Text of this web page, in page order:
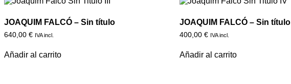
JOAQUIM FALCÓ – Sin título
640,00 € IVA incl.
Añadir al carrito
JOAQUIM FALCÓ – Sin título
400,00€ IVA incl.
Añadir al carrito